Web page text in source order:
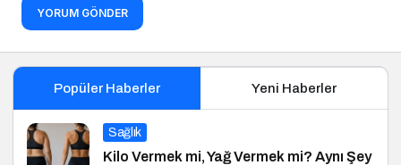
YORUM GÖNDER
Popüler Haberler Yeni Haberler
Sağlık
Kilo Vermek mi, Yağ Vermek mi? Aynı Şey